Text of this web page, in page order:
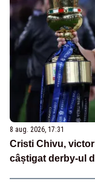
8 aug. 2026, 17:31
Cristi Chivu,
câștigat derby-ul